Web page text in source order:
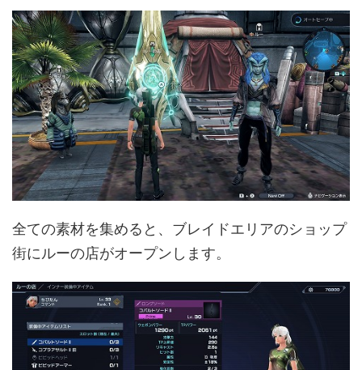
全ての素材を集めると、ブレイドエリアのショップ
街にルーの店がオープンします。